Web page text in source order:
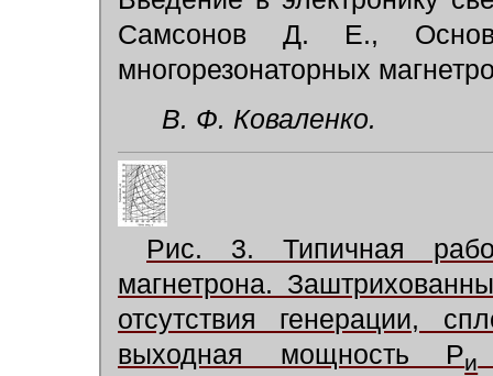
Самсонов Д. Е.,
многорезонаторных
В. Ф. Коваленко.
Рис. 3. Типичная
магнетрона.
отсутствия генерации,
выходная мощность Ри